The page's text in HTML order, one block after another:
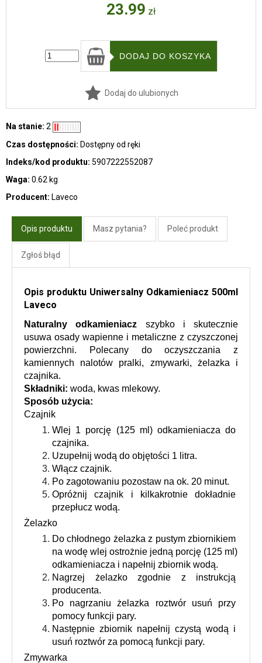
23.99 zł
Dodaj do ulubionych
Na stanie: 2
Czas dostępności: Dostępny od ręki
Indeks/kod produktu: 5907222552087
Waga: 0.62 kg
Producent: Laveco
Opis produktu Masz pytania? Poleć produkt
Zgłoś błąd
Opis produktu Uniwersalny Odkamieniacz 500ml
Laveco
Naturalny odkamieniacz szybko i skutecznie
usuwa osady wapienne i metaliczne z czyszczonej
powierzchni. Polecany do oczyszczania z
kamiennych nalotów pralki, zmywarki, żelazka i
czajnika.
Składniki: woda, kwas mlekowy.
Sposób użycia:
Czajnik
Wlej 1 porcję (125 ml) odkamieniacza do
czajnika.
Uzupełnij wodą do objętości 1 litra.
Włącz czajnik.
Po zagotowaniu pozostaw na ok. 20 minut.
Opróżnij czajnik i kilkakrotnie dokładnie
przepłucz wodą.
Żelazko
Do chłodnego żelazka z pustym zbiornikiem
na wodę wlej ostrożnie jedną porcję (125 ml)
odkamieniacza i napełnij zbiornik wodą.
Nagrzej żelazko zgodnie z instrukcją
producenta.
Po nagrzaniu żelazka roztwór usuń przy
pomocy funkcji pary.
Następnie zbiornik napełnij czystą wodą i
usuń roztwór za pomocą funkcji pary.
Zmywarka